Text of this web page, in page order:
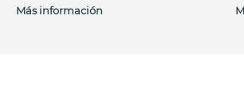
Más información